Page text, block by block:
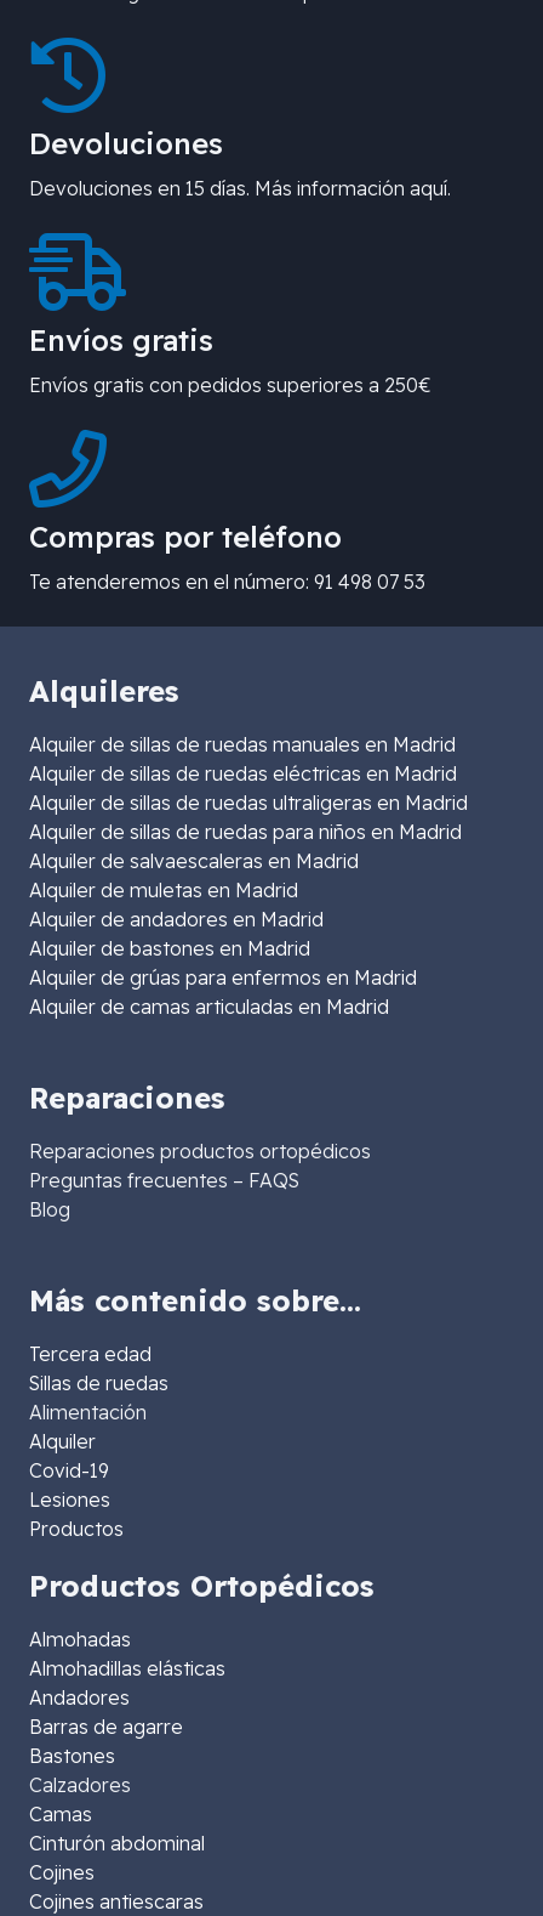
Devoluciones
Devoluciones en 15 días. Más información aquí.
Envíos gratis
Envíos gratis con pedidos superiores a 250€
Compras por teléfono
Te atenderemos en el número: 91 498 07 53
Alquileres
Alquiler de sillas de ruedas manuales en Madrid
Alquiler de sillas de ruedas eléctricas en Madrid
Alquiler de sillas de ruedas ultraligeras en Madrid
Alquiler de sillas de ruedas para niños en Madrid
Alquiler de salvaescaleras en Madrid
Alquiler de muletas en Madrid
Alquiler de andadores en Madrid
Alquiler de bastones en Madrid
Alquiler de grúas para enfermos en Madrid
Alquiler de camas articuladas en Madrid
Reparaciones
Reparaciones productos ortopédicos
Preguntas frecuentes – FAQS
Blog
Más contenido sobre…
Tercera edad
Sillas de ruedas
Alimentación
Alquiler
Covid-19
Lesiones
Productos
Productos Ortopédicos
Almohadas
Almohadillas elásticas
Andadores
Barras de agarre
Bastones
Calzadores
Camas
Cinturón abdominal
Cojines
Cojines antiescaras